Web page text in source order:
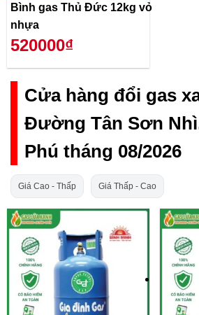
Bình gas Thủ Đức 12kg vỏ
nhựa
520000₫
Cửa hàng đổi gas
Đường Tân Sơn
Phú tháng 08/2026
Giá Cao - Thấp Giá Thấp - Cao